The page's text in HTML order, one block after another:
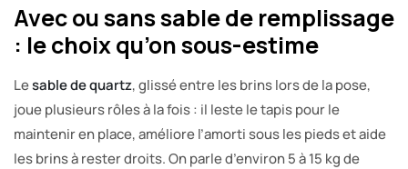
Avec ou sans sable de remplissage
: le choix qu’on sous-estime
Lesable de quartz, glissé entre les brins lors de la pose,
joue plusieurs rôles à la fois : il leste le tapis pour le
maintenir en place, améliore l’amorti sous les pieds et aide
les brins à rester droits. On parle d’environ 5 à 15 kg de